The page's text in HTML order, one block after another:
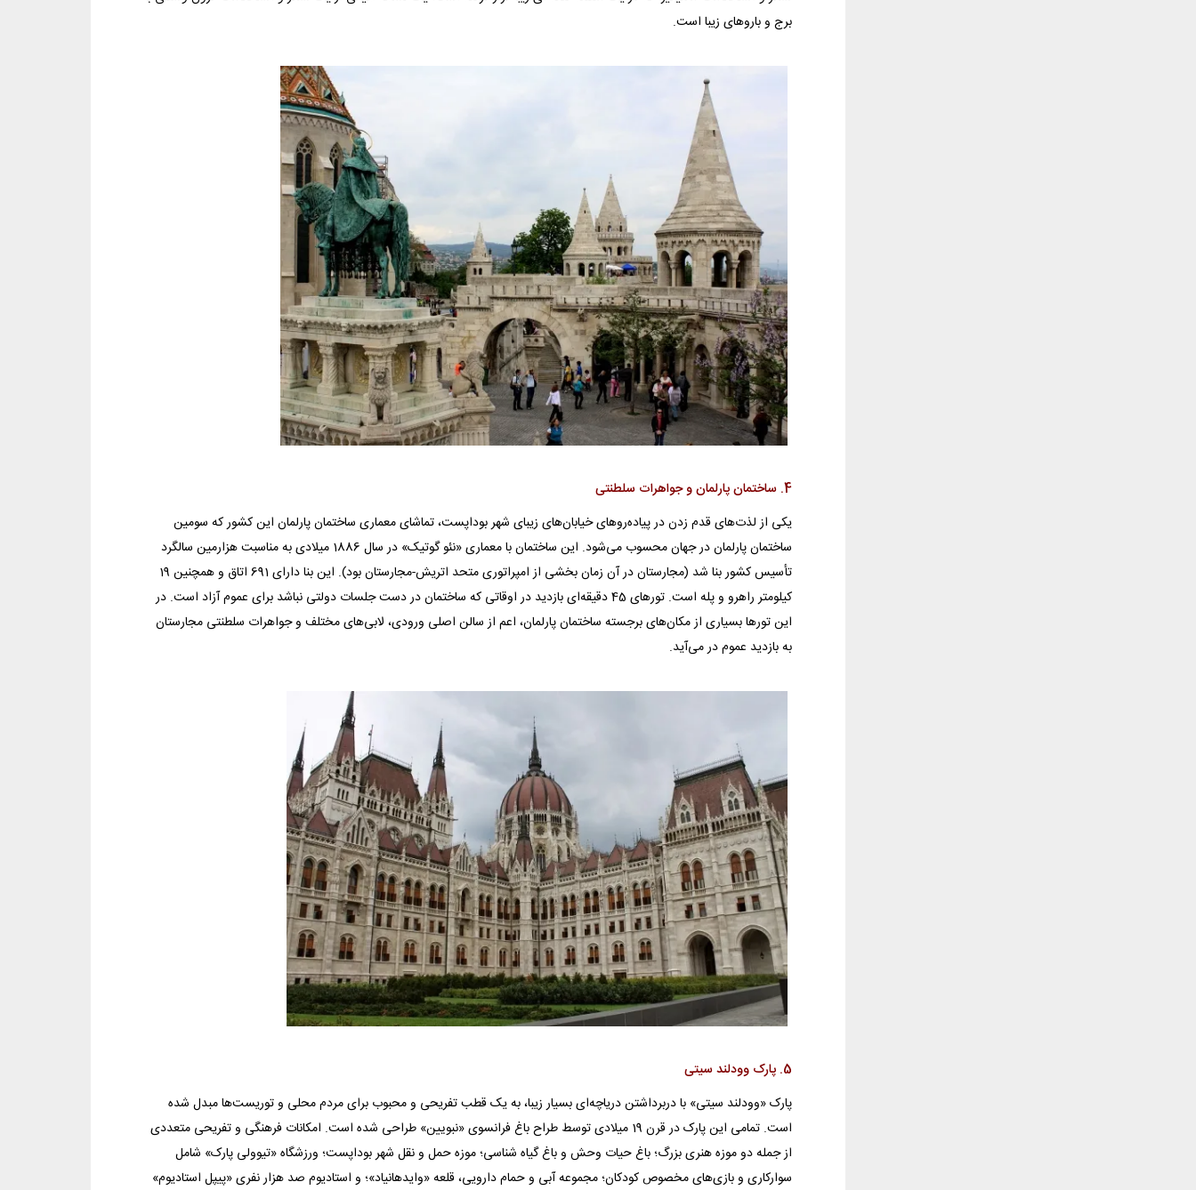
برج و باروهای زیبا است.
4. ساختمان پارلمان و جواهرات سلطنتی
یکی از لذت‌های قدم زدن در پیاده‌روهای خیابان‌های زیبای شهر بوداپست، تماشای معماری ساختمان پارلمان این کشور که سومین
ساختمان پارلمان در جهان محسوب می‌شود. این ساختمان با معماری «نئو گوتیک» در سال 1886 میلادی به مناسبت هزارمین سالگرد
تأسیس کشور بنا شد (مجارستان در آن زمان بخشی از امپراتوری متحد اتریش-مجارستان بود). این بنا دارای 691 اتاق و همچنین 19
کیلومتر راهرو و پله است. تورهای 45 دقیقه‌ای بازدید در اوقاتی که ساختمان در دست جلسات دولتی نباشد برای عموم آزاد است. در
این تورها بسیاری از مکان‌های برجسته ساختمان پارلمان، اعم از سالن اصلی ورودی، لابی‌های مختلف و جواهرات سلطنتی مجارستان
به بازدید عموم در می‌آید.
5. پارک وودلند سیتی
پارک «وودلند سیتی» با دربرداشتن دریاچه‌ای بسیار زیبا، به یک قطب تفریحی و محبوب برای مردم محلی و توریست‌ها مبدل شده
است. تمامی این پارک در قرن 19 میلادی توسط طراح باغ فرانسوی «نبویین» طراحی شده است. امکانات فرهنگی و تفریحی متعددی
از جمله دو موزه هنری بزرگ؛ باغ حیات وحش و باغ گیاه شناسی؛ موزه حمل و نقل شهر بوداپست؛ ورزشگاه «تیوولی پارک» شامل
سوارکاری و بازی‌های مخصوص کودکان؛ مجموعه آبی و حمام دارویی، قلعه «وایدهانیاد»؛ و استادیوم صد هزار نفری «پیپل استادیوم»